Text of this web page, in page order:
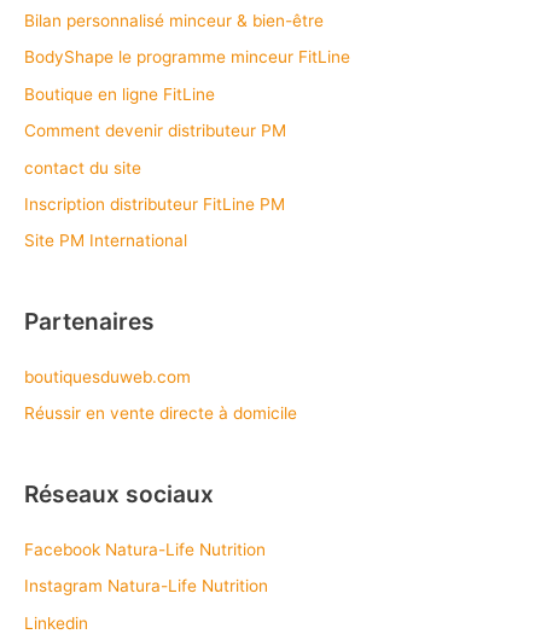
Bilan personnalisé minceur & bien-être
BodyShape le programme minceur FitLine
Boutique en ligne FitLine
Comment devenir distributeur PM
contact du site
Inscription distributeur FitLine PM
Site PM International
Partenaires
boutiquesduweb.com
Réussir en vente directe à domicile
Réseaux sociaux
Facebook Natura-Life Nutrition
Instagram Natura-Life Nutrition
Linkedin